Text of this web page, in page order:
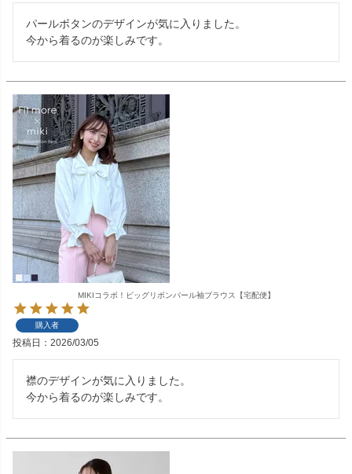
パールボタンのデザインが気に入りました。
今から着るのが楽しみです。
MIKIコラボ！ビッグリボンパール袖ブラウス【宅配便】
購入者
投稿日 2026/03/05
襟のデザインが気に入りました。
今から着るのが楽しみです。